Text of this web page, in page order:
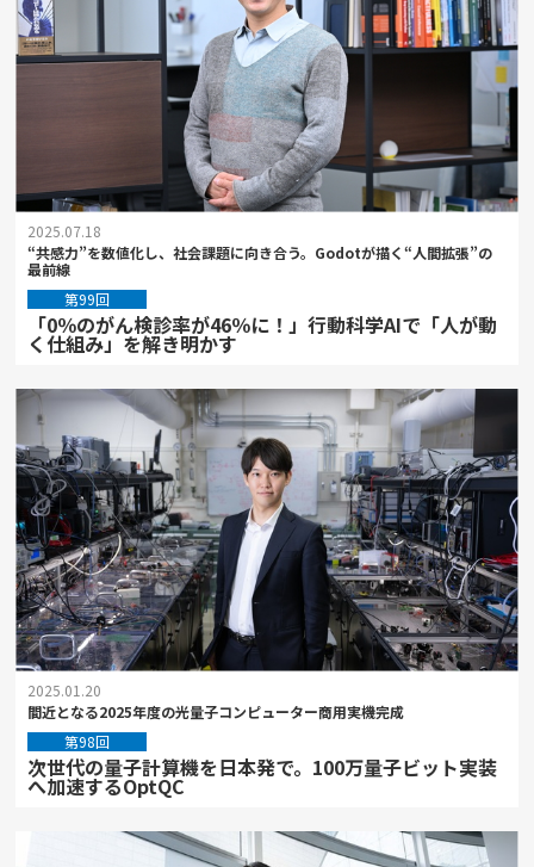
2025.07.18
“共感力”を数値化し、社会課題に向き合う。Godotが描く“人間拡張”の
最前線
第99回
「0％のがん検診率が46％に！」行動科学AIで「人が動
く仕組み」を解き明かす
2025.01.20
間近となる2025年度の光量子コンピューター商用実機完成
第98回
次世代の量子計算機を日本発で。100万量子ビット実装
へ加速するOptQC